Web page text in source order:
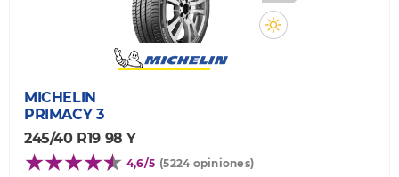
MICHELIN
PRIMACY 3
245/40 R19 98 Y
4,6/5 (5224 opiniones)